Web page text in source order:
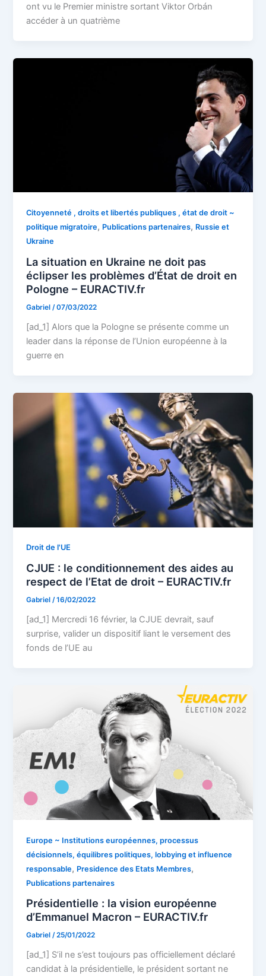
ont vu le Premier ministre sortant Viktor Orbán
accéder à un quatrième
Citoyenneté , droits et libertés publiques , état de droit ~
politique migratoire, Publications partenaires, Russie et
Ukraine
La situation en Ukraine ne doit pas
éclipser les problèmes d’État de droit en
Pologne – EURACTIV.fr
Gabriel/07/03/2022
[ad_1] Alors que la Pologne se présente comme un
leader dans la réponse de l’Union européenne à la
guerre en
Droit de l'UE
CJUE : le conditionnement des aides au
respect de l’Etat de droit – EURACTIV.fr
Gabriel/16/02/2022
[ad_1] Mercredi 16 février, la CJUE devrait, sauf
surprise, valider un dispositif liant le versement des
fonds de l’UE au
Europe ~ Institutions européennes, processus
décisionnels, équilibres politiques, lobbying et influence
responsable, Presidence des Etats Membres,
Publications partenaires
Présidentielle : la vision européenne
d’Emmanuel Macron – EURACTIV.fr
Gabriel/25/01/2022
[ad_1] S’il ne s’est toujours pas officiellement déclaré
candidat à la présidentielle, le président sortant ne